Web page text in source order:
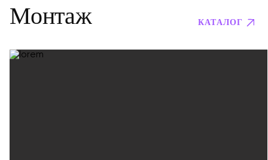
Монтаж КАТАЛОГ